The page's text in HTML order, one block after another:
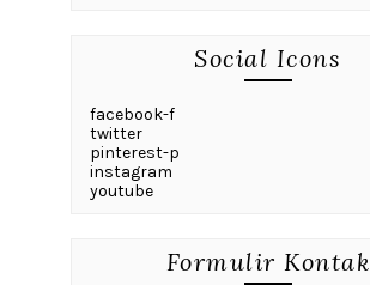
Social Icons
facebook-f
twitter
pinterest-p
instagram
youtube
Formulir Kontak